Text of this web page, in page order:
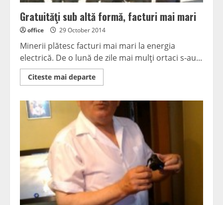
Gratuităţi sub altă formă, facturi mai mari
office 29 October 2014
Minerii plătesc facturi mai mari la energia
electrică. De o lună de zile mai mulţi ortaci s-au...
Citeste mai departeRead
more
sub
altă
formă,
facturi
mai
mari